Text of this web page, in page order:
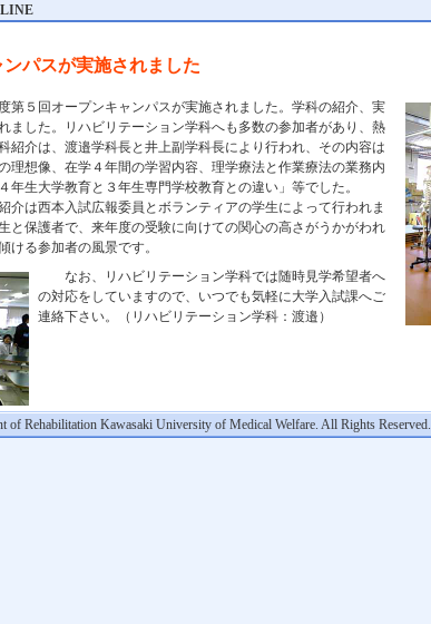
パスが実施されました
第５回オープンキャンパスが実施されました。学科の紹介、実
ました。リハビリテーション学科へも多数の参加者があり、熱
紹介は、渡邉学科長と井上副学科長により行われ、その内容は
理想像、在学４年間の学習内容、理学療法と作業療法の業務内
年生大学教育と３年生専門学校教育との違い」等でした。
は西本入試広報委員とボランティアの学生によって行われま
と保護者で、来年度の受験に向けての関心の高さがうかがわれ
ける参加者の風景です。
なお、リハビリテーション学科では随時見学希望者へ
の対応をしていますので、いつでも気軽に大学入試課へご
連絡下さい。（リハビリテーション学科：渡邉）
of Rehabilitation Kawasaki University of Medical Welfare. All Rights Reserved.